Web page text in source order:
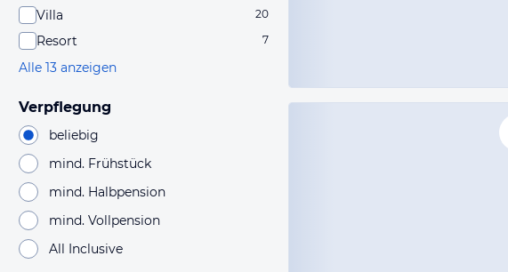
Villa 20
Resort 7
Alle 13 anzeigen
Verpflegung
beliebig
mind. Frühstück
mind. Halbpension
mind. Vollpension
All Inclusive